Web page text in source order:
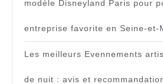
modèle Disneyland Paris pour
entreprise favorite en Seine-et-
Les meilleurs Evennements
de nuit : avis et